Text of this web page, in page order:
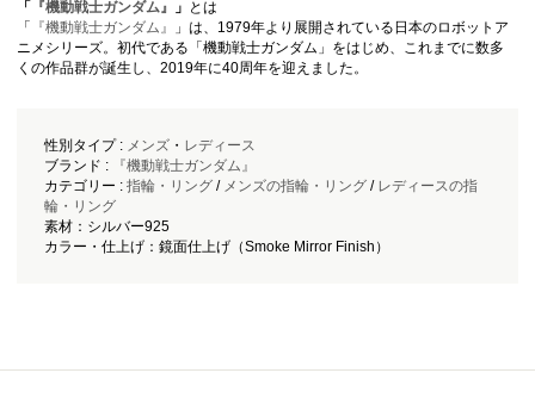
「
『機動戦士ガンダム』 」 とは
「
『機動戦士ガンダム』
」は、1979年より展開されている日本のロボットア
ニメシリーズ。初代である「機動戦士ガンダム」をはじめ、これまでに数多
くの作品群が誕生し、2019年に40周年を迎えました。
性別タイプ : メンズ・ レディース
ブランド :
『機動戦士ガンダム』
カテゴリー : 指輪・リング/ メンズの指輪・リング/ レディースの指
輪・リング
素材：シルバー925
カラー・仕上げ：鏡面仕上げ（Smoke Mirror Finish）